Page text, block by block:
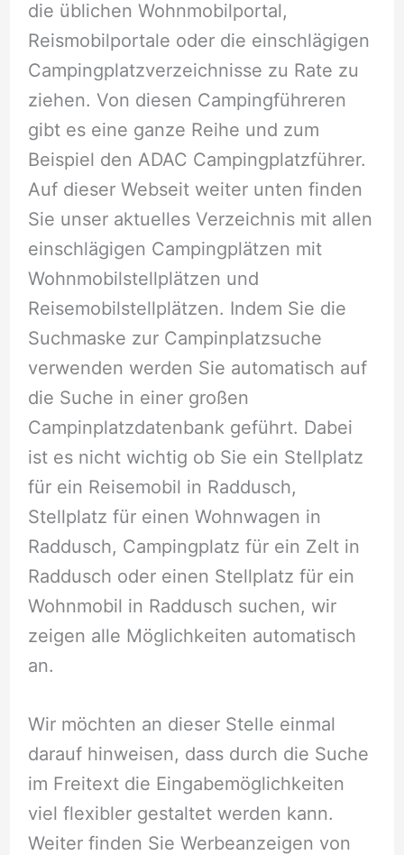
die üblichen Wohnmobilportal,
Reismobilportale oder die einschlägigen
Campingplatzverzeichnisse zu Rate zu
ziehen. Von diesen Campingführeren
gibt es eine ganze Reihe und zum
Beispiel den ADAC Campingplatzführer.
Auf dieser Webseit weiter unten finden
Sie unser aktuelles Verzeichnis mit allen
einschlägigen Campingplätzen mit
Wohnmobilstellplätzen und
Reisemobilstellplätzen. Indem Sie die
Suchmaske zur Campinplatzsuche
verwenden werden Sie automatisch auf
die Suche in einer großen
Campinplatzdatenbank geführt. Dabei
ist es nicht wichtig ob Sie ein Stellplatz
für ein Reisemobil in Raddusch,
Stellplatz für einen Wohnwagen in
Raddusch, Campingplatz für ein Zelt in
Raddusch oder einen Stellplatz für ein
Wohnmobil in Raddusch suchen, wir
zeigen alle Möglichkeiten automatisch
an.
Wir möchten an dieser Stelle einmal
darauf hinweisen, dass durch die Suche
im Freitext die Eingabemöglichkeiten
viel flexibler gestaltet werden kann.
Weiter finden Sie Werbeanzeigen von